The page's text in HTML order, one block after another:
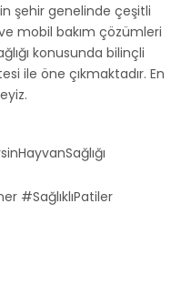
şehir genelinde çeşitli
mobil bakım çözümleri
konusunda bilinçli
ile öne çıkmaktadır. En
#SağlıklıPatiler